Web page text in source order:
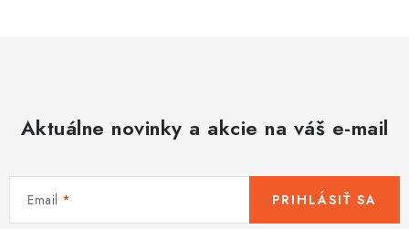
Aktuálne novinky a akcie na váš e-mail
Email PRIHLÁSIŤ SA